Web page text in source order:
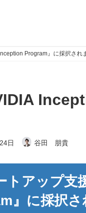
Program』に採択され
日 谷田 朋貴
トアップ支
に採択さ